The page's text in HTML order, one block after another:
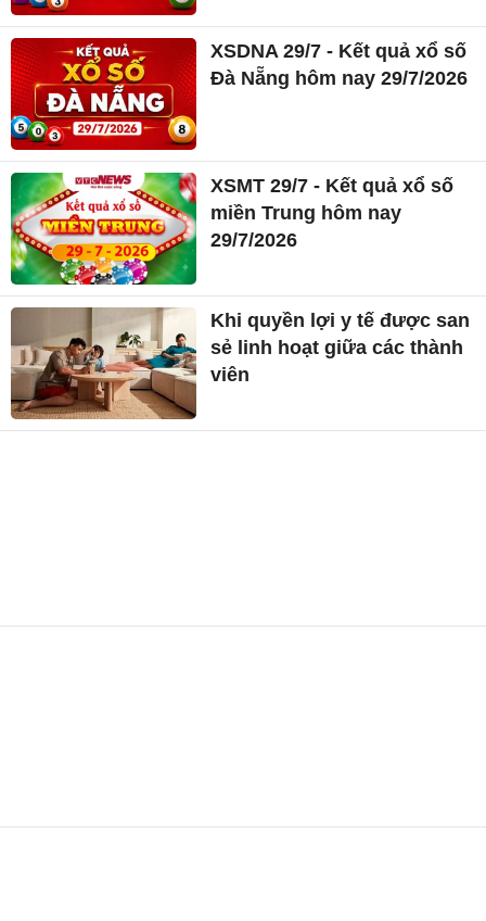
XSDNA 29/7 - Kết quả xổ số
Đà Nẵng hôm nay 29/7/2026
XSMT 29/7 - Kết quả xổ số
miền Trung hôm nay
29/7/2026
Khi quyền lợi y tế được san
sẻ linh hoạt giữa các thành
viên